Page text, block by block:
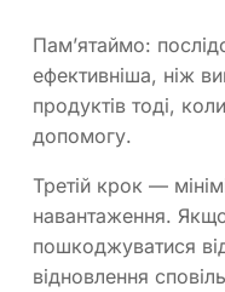
Памʼятаймо:
ефективніша, ніж
продуктів тоді,
допомогу.
Третій крок —
навантаження.
пошкоджуватися
відновлення